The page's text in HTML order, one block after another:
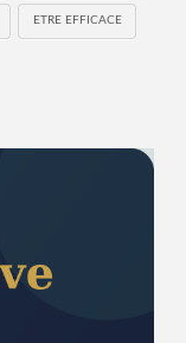
ETRE EFFICACE